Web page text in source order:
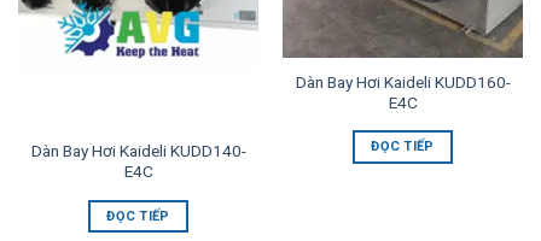
Dàn Bay Hơi Kaideli KUDD140-
E4C
ĐỌC TIẾP
Dàn Bay Hơi Kaideli KUDD160-
E4C
ĐỌC TIẾP